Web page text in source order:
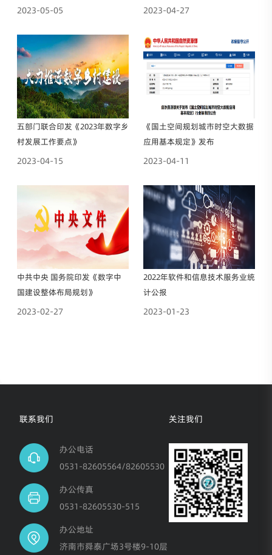
费350亿元
2023-05-05 2023-04-27
五部门联合印发《2023年数字乡
村发展工作要点》
2023-04-15
《国土空间规划城市时空大数据
应用基本规定》发布
2023-04-11
中共中央 国务院印发《数字中
国建设整体布局规划》
2023-02-27
2022年软件和信息技术服务业统
计公报
2023-01-23
联系我们
办公电话
0531-82605564/82605530
办公传真
0531-82605530-515
办公地址
济南市舜泰广场3号楼9-10层
关注我们